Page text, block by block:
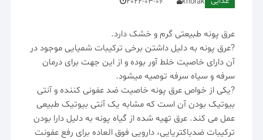
عرق پونه طبیعتی گرم و خشک دارد.
?️عرق پونه به دلیل داشتن برخی ترکیبات شمیایی موجود در
آن دارای خاصیت خلط آور بوده و از این جهت برای درمان
سرفه و سیاه سرفه توصیه میشود.
?️یکی از خواص عرق پونه خاصیت ضد عفونی کننده و آنتی
بیوتیک بودن آن است که مشابه یک آنتی بیوتیک طبیعی
عمل می کند. عرق تهیه شده از گیاه پونه به دلیل دارا بودن
ترکیبات ضدباکتریایی، دارویی فوق العاده برای رفع عفونت